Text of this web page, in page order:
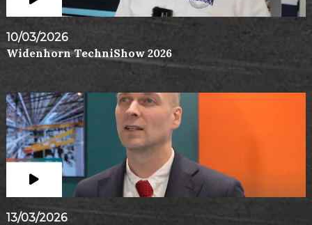
10/03/2026
Widenhorn TechniShow 2026
13/03/2026